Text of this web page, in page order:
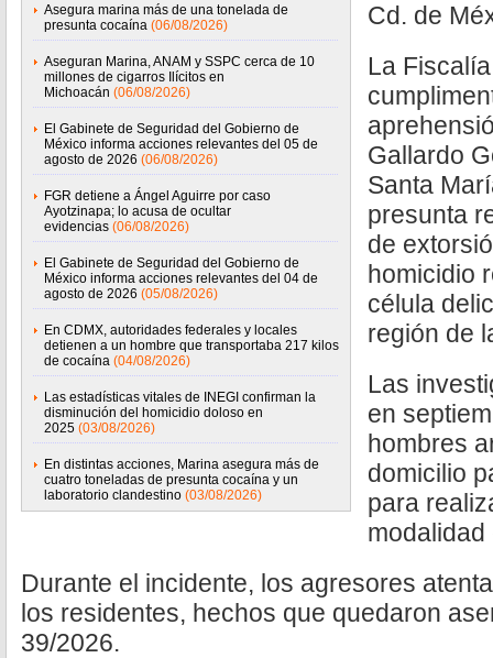
Asegura marina más de una tonelada de
presunta cocaína (06/08/2026)
Aseguran Marina, ANAM y SSPC cerca de 10
millones de cigarros Ilícitos en
Michoacán (06/08/2026)
El Gabinete de Seguridad del Gobierno de
México informa acciones relevantes del 05 de
agosto de 2026 (06/08/2026)
FGR detiene a Ángel Aguirre por caso
Ayotzinapa; lo acusa de ocultar
evidencias (06/08/2026)
El Gabinete de Seguridad del Gobierno de
México informa acciones relevantes del 04 de
agosto de 2026 (05/08/2026)
En CDMX, autoridades federales y locales
detienen a un hombre que transportaba 217 kilos
de cocaína (04/08/2026)
Las estadísticas vitales de INEGI confirman la
disminución del homicidio doloso en
2025 (03/08/2026)
En distintas acciones, Marina asegura más de
cuatro toneladas de presunta cocaína y un
laboratorio clandestino (03/08/2026)
Cd. de
La
Gallardo
Santa
presunta
de
homicidio
célula
región de
Las
en
hombres
domicilio
para
Durante el incidente, los agresores
los residentes, hechos que quedaron
39/2026.